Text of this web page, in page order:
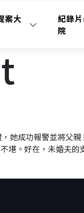
案大
紀錄
院
她成功報警並將父
堪。好在，未婚夫